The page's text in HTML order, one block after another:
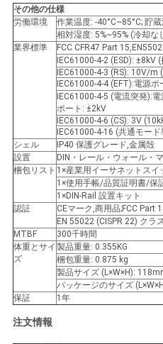
ー
ポ
その他の仕様
労働環境
作業温度: -40°C~85°C; 貯
相対湿度: 5%~95% (冷却な
業界標準
FCC CFR47 Part
IEC61000-4-2 (ESD): ±8kV
IEC61000-4-3 (RS): 10V/m
IEC61000-4-4 (EFT):電源
IEC61000-4-5 (電流突発):
ポート: ±2kV
IEC61000-4-6 (CS): 3V
IEC61000-4-16 (共通モー
シェル
IP40 保護グレード,金属殻
設置
DIN・レール・ウォール・
梱包リスト 1×産業用イーサネットス
1×使用手帳/品質証明書/保
1×DIN-Rail 設置キット
認証
CEマーク,商用品;FCC Part
EN 55022 (CISPR 22) クラ
MTBF
300千時間
体重とサイ
ズ
製品重量: 0.355KG
梱包重量: 0.875 kg
製品サイズ (L×W×H):
パッケージのサイズ
保証
1年
注文情報